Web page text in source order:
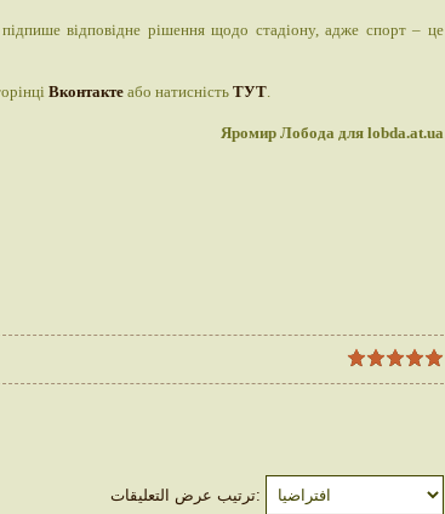
відповідне рішення щодо стадіону, адже спорт – це
Вконтакте або натисність ТУТ.
Яромир Лобода для lobda.at.ua
ترتيب عرض التعليقات: